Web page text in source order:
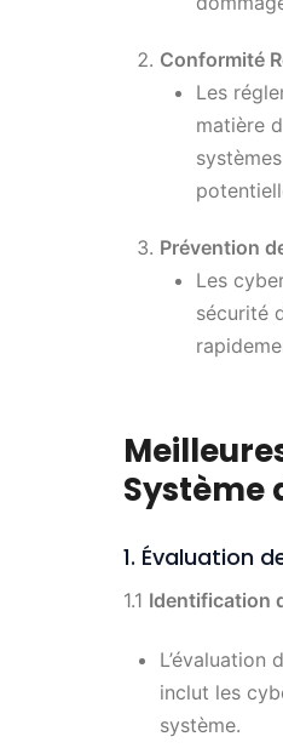
Conformité
Les
matière
Prévention
Les
sécurité
Système
1. Évaluation
1.1 Identification
L’évaluation
inclut les
système.